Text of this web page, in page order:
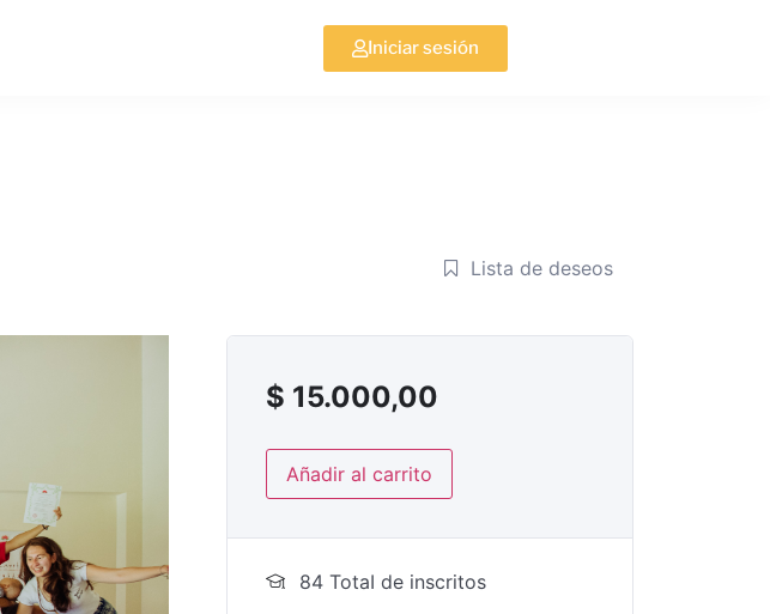
Iniciar sesión
Lista de deseos
$ 15.000,00
Añadir al carrito
84 TotaI de inscritos